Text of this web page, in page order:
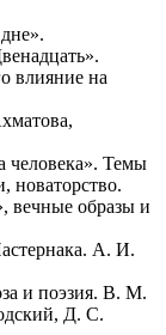
влияние на
Темы
новаторство.
вечные образы и
А. И.
и поэзия. В. М.
Д. С.